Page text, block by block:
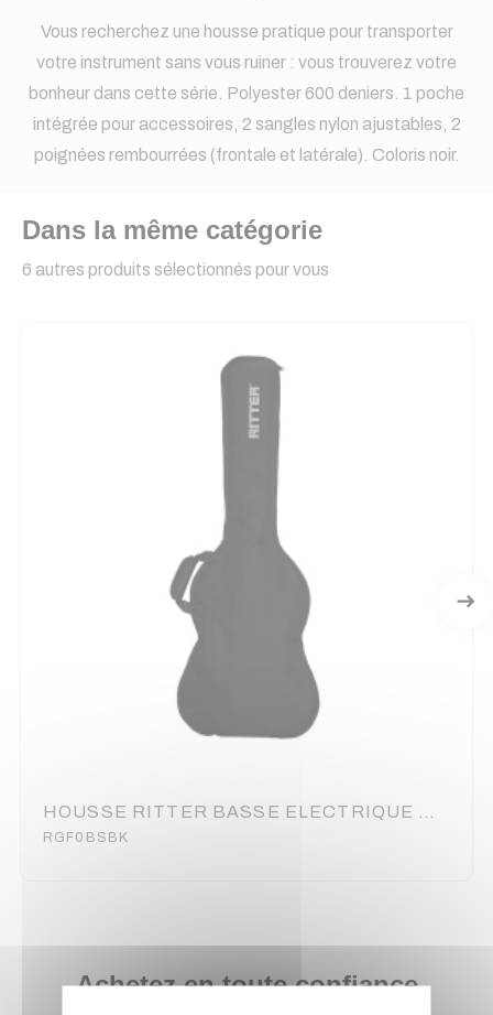
Vous recherchez une housse pratique pour transporter
votre instrument sans vous ruiner : vous trouverez votre
bonheur dans cette série. Polyester 600 deniers. 1 poche
intégrée pour accessoires, 2 sangles nylon ajustables, 2
poignées rembourrées (frontale et latérale). Coloris noir.
Dans la même catégorie
6 autres produits sélectionnés pour vous
RGF0BSBK
Achetez en toute confiance